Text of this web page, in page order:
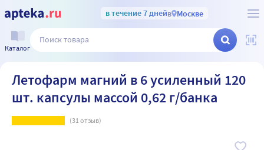
в течение 7 днейв Москве
Каталог
Летофарм магний в 6 усиленный 120
шт. капсулы массой 0,62 г/банка
(31отзыв)